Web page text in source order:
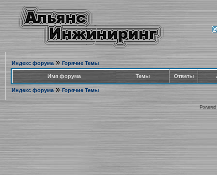
Индекс форума» Горячие Темы
Имя форума Темы Ответы
Индекс форума» Горячие Темы